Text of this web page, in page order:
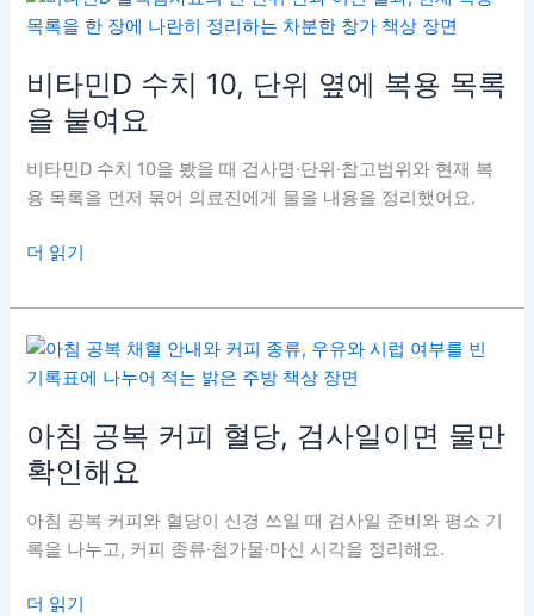
과
연
해
요
피
때
과
에
가
갈
메
모
비타민D 수치 10, 단위 옆에 복용 목록
을 붙여요
비타민D 수치 10을 봤을 때 검사명·단위·참고범위와 현재 복
용 목록을 먼저 묶어 의료진에게 물을 내용을 정리했어요.
비
민
D
수
10,
단
위
옆
에
용
더 읽기
아침 공복 커피 혈당, 검사일이면 물만
확인해요
아침 공복 커피와 혈당이 신경 쓰일 때 검사일 준비와 평소 기
록을 나누고, 커피 종류·첨가물·마신 시각을 정리해요.
아
더 읽기